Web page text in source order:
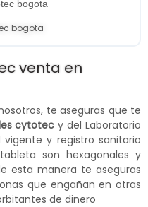
bogota
venta en
te aseguras que te
cytotec y del Laboratorio
y registro sanitario
son hexagonales y
esta manera te aseguras
que engañan en otras
de dinero